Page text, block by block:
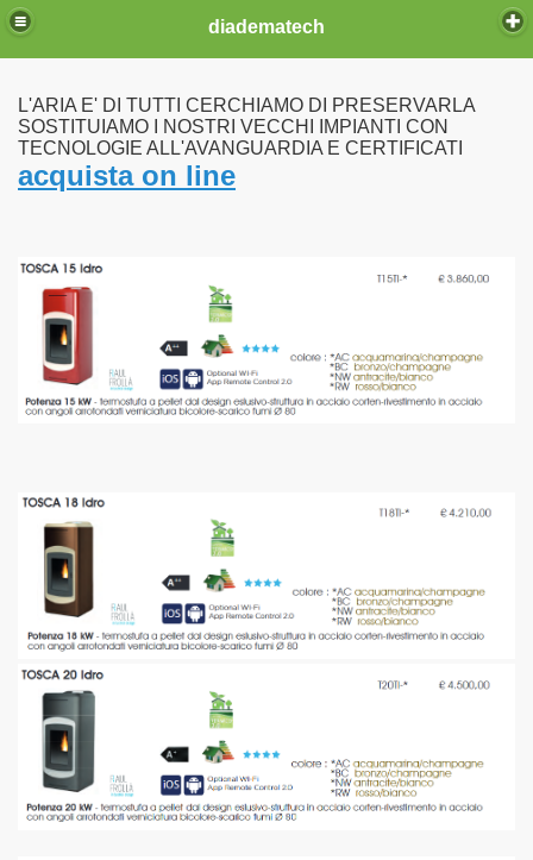
diadematech
L'ARIA E' DI TUTTI CERCHIAMO DI PRESERVARLA
SOSTITUIAMO I NOSTRI VECCHI IMPIANTI CON
TECNOLOGIE ALL'AVANGUARDIA E CERTIFICATI
acquista on line
fissa
LINE
TOSCA
PLUS PRESTIGE